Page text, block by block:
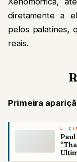
diretamente a
pelos palatines,
reais.
Primeira